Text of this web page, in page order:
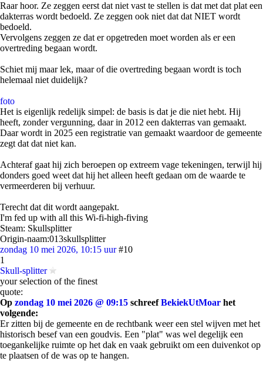
Raar hoor. Ze zeggen eerst dat niet vast te stellen is dat met dat plat een
dakterras wordt bedoeld. Ze zeggen ook niet dat dat NIET wordt
bedoeld.
Vervolgens zeggen ze dat er opgetreden moet worden als er een
overtreding begaan wordt.
Schiet mij maar lek, maar of die overtreding begaan wordt is toch
helemaal niet duidelijk?
foto
Het is eigenlijk redelijk simpel: de basis is dat je die niet hebt. Hij
heeft, zonder vergunning, daar in 2012 een dakterras van gemaakt.
Daar wordt in 2025 een registratie van gemaakt waardoor de gemeente
zegt dat dat niet kan.
Achteraf gaat hij zich beroepen op extreem vage tekeningen, terwijl hij
donders goed weet dat hij het alleen heeft gedaan om de waarde te
vermeerderen bij verhuur.
Terecht dat dit wordt aangepakt.
I'm fed up with all this Wi-fi-high-fiving
Steam: Skullsplitter
Origin-naam:013skullsplitter
zondag 10 mei 2026, 10:15 uur #10
1
Skull-splitter
your selection of the finest
quote:
Op zondag 10 mei 2026 @ 09:15 schreefBekiekUtMoar het
volgende:
Er zitten bij de gemeente en de rechtbank weer een stel wijven met het
historisch besef van een goudvis. Een "plat" was wel degelijk een
toegankelijke ruimte op het dak en vaak gebruikt om een duivenkot op
te plaatsen of de was op te hangen.